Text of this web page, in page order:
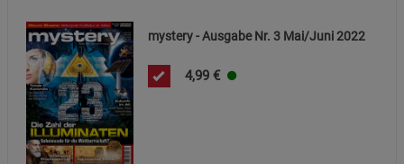
mystery - Ausgabe Nr. 3 Mai/Juni 2022
4,99 €